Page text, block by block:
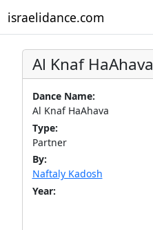
israelidance.com
Al Knaf HaAhava
Dance Name:
Al Knaf HaAhava
Type:
Partner
By:
Naftaly Kadosh
Year: